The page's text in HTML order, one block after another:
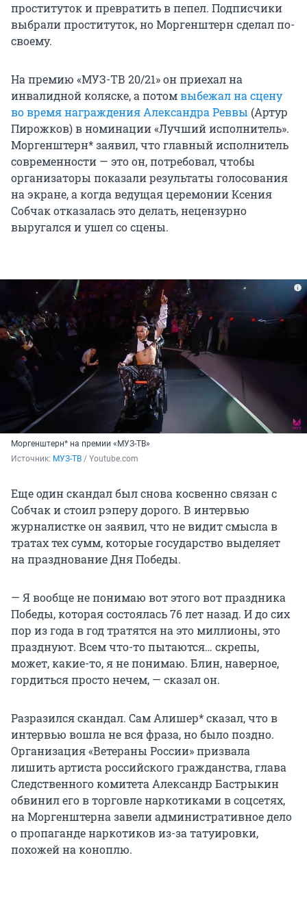
проституток и превратить в пепел. Подписчики
выбрали проституток, но Моргенштерн сделал по-
своему.
На премию «МУЗ-ТВ 20/21» он приехал на
инвалидной коляске, а потомвыбежал на сцену
во время награждения Александра Реввы (Артур
Пирожков) в номинации «Лучший исполнитель».
Моргенштерн* заявил, что главный исполнитель
современности — это он, потребовал, чтобы
организаторы показали результаты голосования
на экране, а когда ведущая церемонии Ксения
Собчак отказалась это делать, нецензурно
выругался и ушел со сцены.
Моргенштерн* на премии «МУЗ-ТВ»
Источник: МУЗ-ТВ / Youtube.com
Еще один скандал был снова косвенно связан с
Собчак и стоил рэперу дорого. В интервью
журналистке он заявил, что не видит смысла в
тратах тех сумм, которые государство выделяет
на празднование Дня Победы.
— Я вообще не понимаю вот этого вот праздника
Победы, которая состоялась 76 лет назад. И до сих
пор из года в год тратятся на это миллионы, это
празднуют. Всем что-то пытаются… скрепы,
может, какие-то, я не понимаю. Блин, наверное,
гордиться просто нечем, — сказал он.
Разразился скандал. Сам Алишер* сказал, что в
интервью вошла не вся фраза, но было поздно.
Организация «Ветераны России» призвала
лишить артиста российского гражданства, глава
Следственного комитета Александр Бастрыкин
обвинил его в торговле наркотиками в соцсетях,
на Моргенштерна завели административное дело
о пропаганде наркотиков из-за татуировки,
похожей на коноплю.